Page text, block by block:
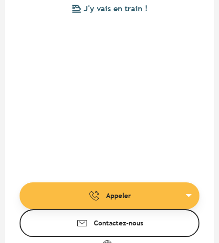
J'y vais en train !
Appeler
Contactez-nous